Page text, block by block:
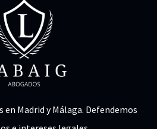
en Madrid y Málaga. Defendemos